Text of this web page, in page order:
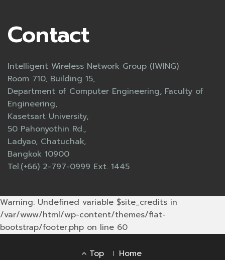
Contact
Intelligent Wireless Network Group (IWING)
Room 710, Building 15,
Department of Computer Engineering, Faculty of
Engineering,
Kasetsart University,
50 Pahonyothin Rd.,
Ladyao, Chatuchak,
Bangkok 10900
Tel.(+66) 2-797-0999 Ext. 1445
Warning: Undefined variable $site_credits in
/var/www/html/wp-content/themes/flat-
bootstrap/footer.php on line 60
Top Home